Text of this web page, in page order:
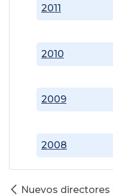
2008
2009
2010
2011
Nuevos directores